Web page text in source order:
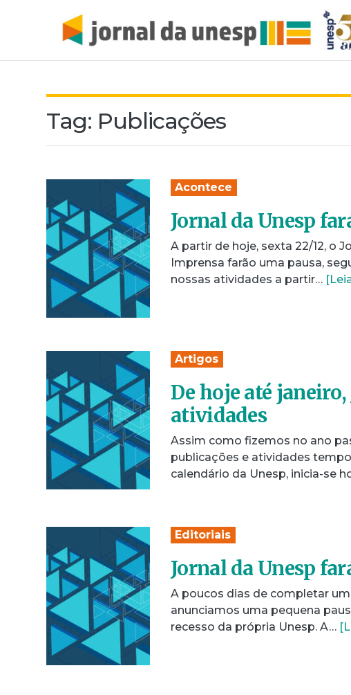
Tag: Publicações
Acontece
Jornal da Unesp
A partir de hoje, sexta 22/12, o
Imprensa farão uma pausa,
nossas atividades a partir…
Artigos
De hoje até
atividades
Assim como fizemos no ano
publicações e atividades
calendário da Unesp, inicia-se
Editoriais
Jornal da Unesp
A poucos dias de completar
anunciamos uma pequena
recesso da própria Unesp. A…